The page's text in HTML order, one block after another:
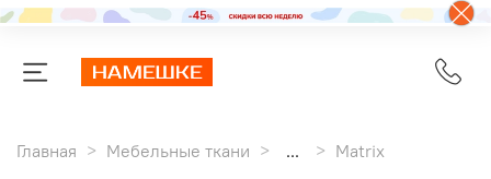
Главная Мебельные ткани ... Matrix